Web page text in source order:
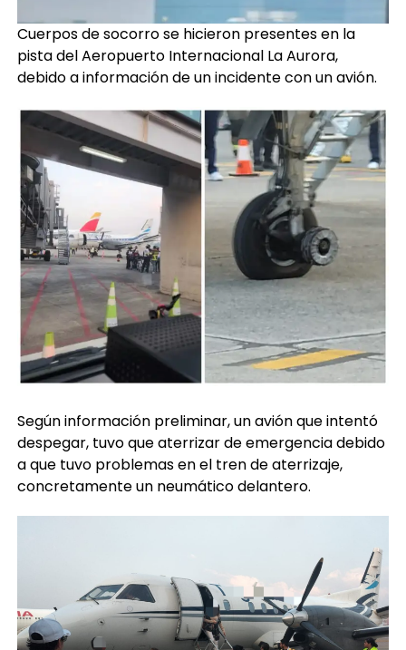
Cuerpos de socorro se hicieron presentes en la
pista del Aeropuerto Internacional La Aurora,
debido a información de un incidente con un avión.
Según información preliminar, un avión que intentó
despegar, tuvo que aterrizar de emergencia debido
a que tuvo problemas en el tren de aterrizaje,
concretamente un neumático delantero.